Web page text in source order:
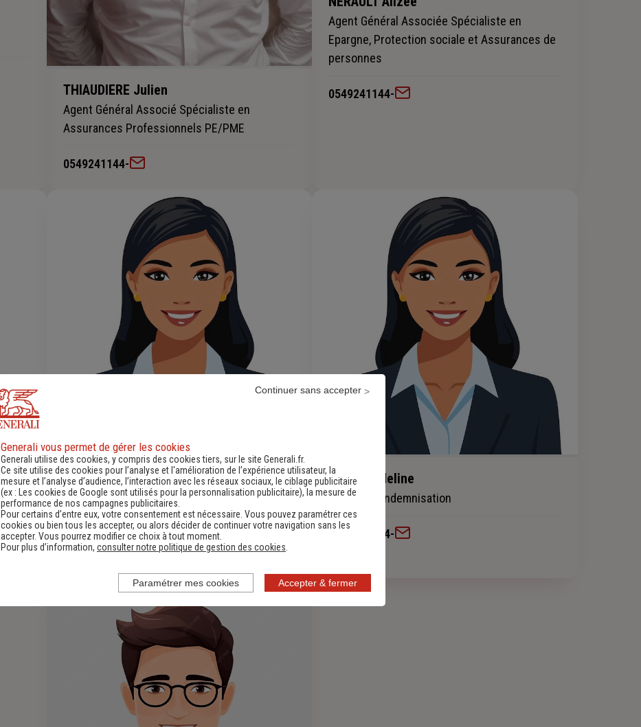
THIAUDIERE Julien
Agent Général Associé Spécialiste en
Assurances Professionnels PE/PME
0549241144-
Agent Général Associée Spécialiste en
Epargne, Protection sociale et Assurances de
personnes
0549241144-
WARNEYS Delphine
Collaboratrice d'agence
0549241144-
DIGUET Adeline
Chargée d'indemnisation
0549241144-
Generali vous permet de gérer les cookies
Generali utilise des cookies, y compris des cookies tiers, sur le site Generali.fr.
Ce site utilise des cookies pour l’analyse et l'amélioration de l’expérience utilisateur, la
mesure et l’analyse d’audience, l’interaction avec les réseaux sociaux, le ciblage publicitaire
(ex :
Les cookies de Google sont utilisés pour la personnalisation publicitaire), la mesure de
performance de nos campagnes publicitaires.
Pour certains d’entre eux, votre consentement est nécessaire. Vous pouvez paramétrer ces
cookies ou bien tous les accepter, ou alors décider de continuer votre navigation sans les
accepter. Vous pourrez modifier ce choix à tout moment.
Pour plus d’information, consulter notre politique de gestion des cookies
Accepter & fermer
Continuer sans accepter
Paramétrer mes cookies